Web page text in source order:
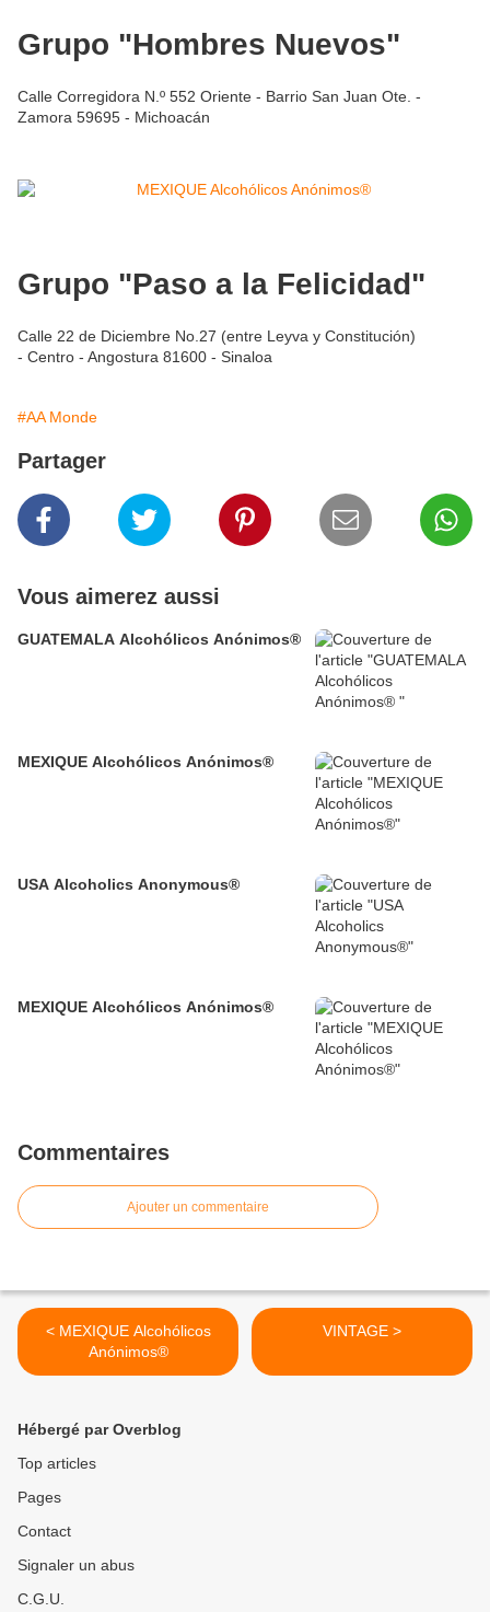
Grupo "Hombres Nuevos"
Calle Corregidora N.º 552 Oriente - Barrio San Juan Ote. -
Zamora 59695 - Michoacán
Grupo "Paso a la Felicidad"
Calle 22 de Diciembre No.27 (entre Leyva y Constitución)
- Centro - Angostura 81600 - Sinaloa
#AA Monde
Partager
Vous aimerez aussi
GUATEMALA Alcohólicos Anónimos®
MEXIQUE Alcohólicos Anónimos®
USA Alcoholics Anonymous®
MEXIQUE Alcohólicos Anónimos®
Commentaires
Ajouter un commentaire
< MEXIQUE Alcohólicos
Anónimos®
VINTAGE >
Hébergé par Overblog
Top articles
Pages
Contact
Signaler un abus
C.G.U.